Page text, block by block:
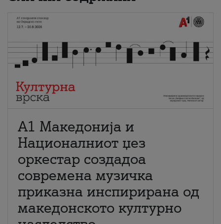
А1 Македонија и
Националниот џез
оркестар создадоа
современа музичка
приказна инспирирана од
македонското културно